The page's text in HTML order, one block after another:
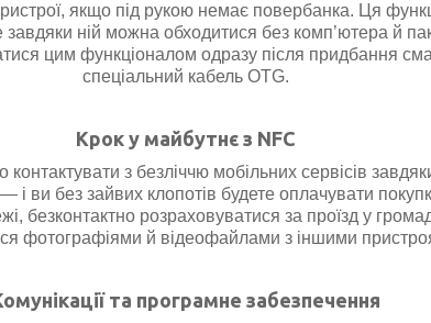
якщо під рукою немає повербанка. Ця
завдяки ній можна обходитися без комп’ютера й
цим функціоналом одразу після придбання
спеціальний кабель OTG.
Крок у майбутнє з NFC
з безліччю мобільних сервісів
ви без зайвих клопотів будете оплачувати
безконтактно розраховуватися за проїзд у
фотографіями й відеофайлами з іншими
та програмне забезпечення